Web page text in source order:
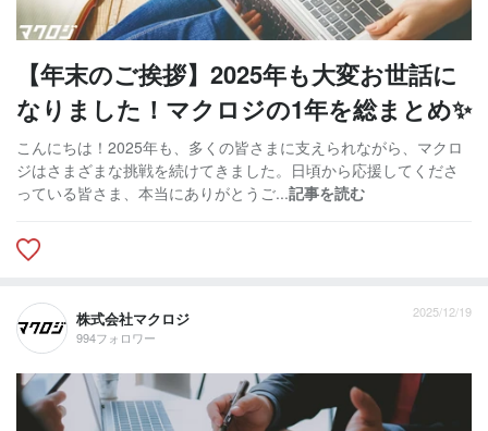
【年末のご挨拶】2025年も大変お世話に
なりました！マクロジの1年を総まとめ✨
こんにちは！2025年も、多くの皆さまに支えられながら、マクロ
ジはさまざまな挑戦を続けてきました。日頃から応援してくださ
っている皆さま、本当にありがとうご...記事を読む
株式会社マクロジ
994フォロワー
2025/12/19